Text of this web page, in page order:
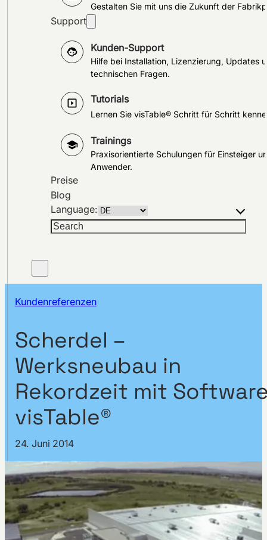
Gestalten Sie mit uns die Zukunft der
Support
Kunden-Support
Hilfe bei Installation, Lizenzierung, Updates
technischen Fragen.
Tutorials
Lernen Sie visTable® Schritt für Schritt
Trainings
Praxisorientierte Schulungen für Einsteiger
Anwender.
Preise
Blog
Language:
Suchen
Kundenreferenzen
Scherdel –
Werksneubau in
Rekordzeit mit
visTable®
24. Juni 2014